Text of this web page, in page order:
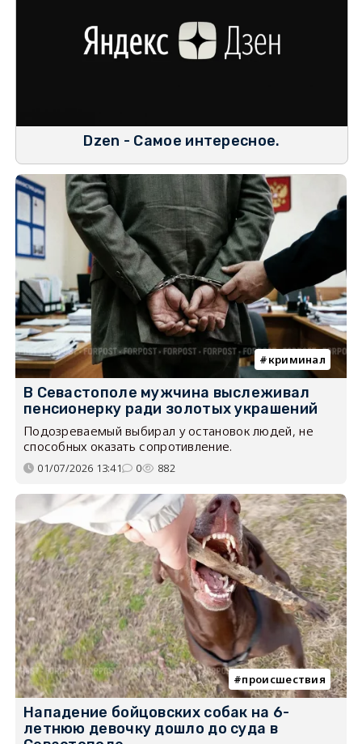
Dzen - Самое интересное.
криминал
В Севастополе мужчина выслеживал
пенсионерку ради золотых украшений
Подозреваемый выбирал у остановок людей, не
способных оказать сопротивление.
01/07/2026 13:41 0 882
происшествия
Нападение бойцовских собак на 6-
летнюю девочку дошло до суда в